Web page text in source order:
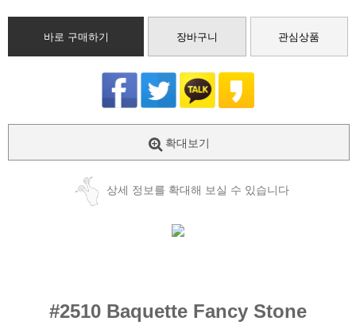
바로 구매하기 장바구니 관심상품
확대보기
상세 정보를 확대해 보실 수 있습니다
#2510 Baquette Fancy Stone